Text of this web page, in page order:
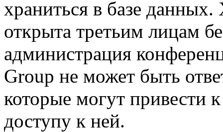
храниться в базе
открыта третьим лицам
администрация
Group не может быть
которые могут привести
доступу к ней.